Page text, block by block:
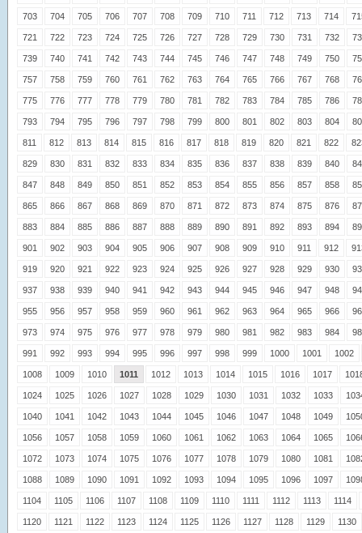
703 704 705 706 707 708 709 710 711 712 713 714
721 722 723 724 725 726 727 728 729 730 731 732
739 740 741 742 743 744 745 746 747 748 749 750
757 758 759 760 761 762 763 764 765 766 767 768
775 776 777 778 779 780 781 782 783 784 785 786
793 794 795 796 797 798 799 800 801 802 803 804
811 812 813 814 815 816 817 818 819 820 821 822
829 830 831 832 833 834 835 836 837 838 839 840
847 848 849 850 851 852 853 854 855 856 857 858
865 866 867 868 869 870 871 872 873 874 875 876
883 884 885 886 887 888 889 890 891 892 893 894
901 902 903 904 905 906 907 908 909 910 911 912
919 920 921 922 923 924 925 926 927 928 929 930
937 938 939 940 941 942 943 944 945 946 947 948
955 956 957 958 959 960 961 962 963 964 965 966
973 974 975 976 977 978 979 980 981 982 983 984
991 992 993 994 995 996 997 998 999 1000 1001 1002
1008 1009 1010 1011 1012 1013 1014 1015 1016 1017
1024 1025 1026 1027 1028 1029 1030 1031 1032 1033
1040 1041 1042 1043 1044 1045 1046 1047 1048 1049
1056 1057 1058 1059 1060 1061 1062 1063 1064 1065
1072 1073 1074 1075 1076 1077 1078 1079 1080 1081
1088 1089 1090 1091 1092 1093 1094 1095 1096 1097
1104 1105 1106 1107 1108 1109 1110 1111 1112 1113 1114
1120 1121 1122 1123 1124 1125 1126 1127 1128 1129 1130